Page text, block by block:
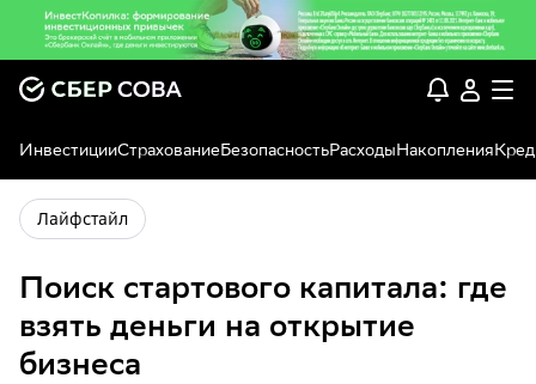
ИнвестицииСтрахованиеБезопасностьРасходыНакопления
Лайфстайл
Поиск стартового капитала: где
взять деньги на открытие
бизнеса